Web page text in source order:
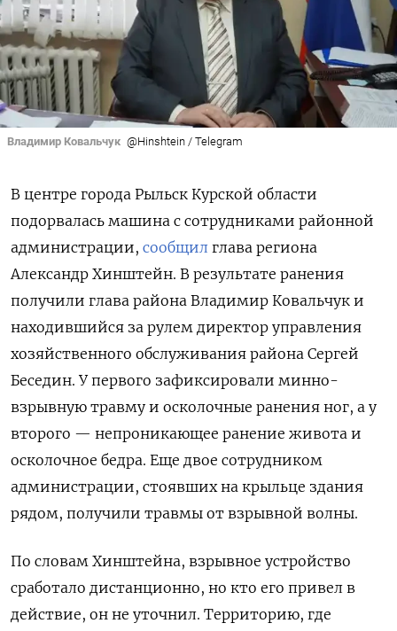
Владимир Ковальчук @Hinshtein / Telegram
В центре города Рыльск Курской области
подорвалась машина с сотрудниками районной
администрации, сообщил глава региона
Александр Хинштейн. В результате ранения
получили глава района Владимир Ковальчук и
находившийся за рулем директор управления
хозяйственного обслуживания района Сергей
Беседин. У первого зафиксировали минно-
взрывную травму и осколочные ранения ног, а у
второго — непроникающее ранение живота и
осколочное бедра. Еще двое сотрудником
администрации, стоявших на крыльце здания
рядом, получили травмы от взрывной волны.
По словам Хинштейна, взрывное устройство
сработало дистанционно, но кто его привел в
действие, он не уточнил. Территорию, где